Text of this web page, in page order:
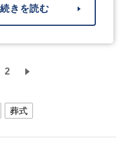
きを読む
2
葬式